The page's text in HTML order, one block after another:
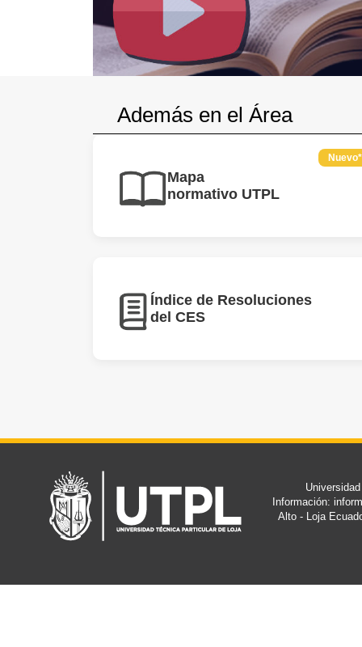
Además en el Área
Nuevo*
Mapa
normativo UTPL
Índice de Resoluciones
del CES
Información:
Alto - Loja